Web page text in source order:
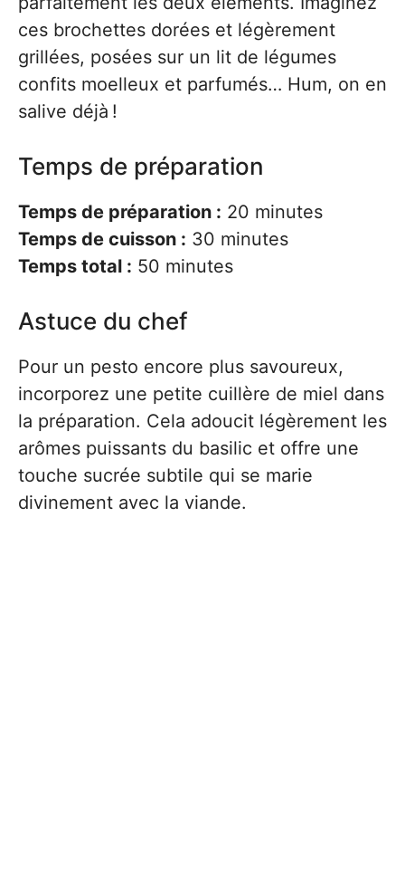
ces brochettes dorées et légèrement
grillées, posées sur un lit de légumes
confits moelleux et parfumés… Hum, on en
salive déjà !
Temps de préparation
Temps de préparation : 20 minutes
Temps de cuisson : 30 minutes
Temps total : 50 minutes
Astuce du chef
Pour un pesto encore plus savoureux,
incorporez une petite cuillère de miel dans
la préparation. Cela adoucit légèrement les
arômes puissants du basilic et offre une
touche sucrée subtile qui se marie
divinement avec la viande.